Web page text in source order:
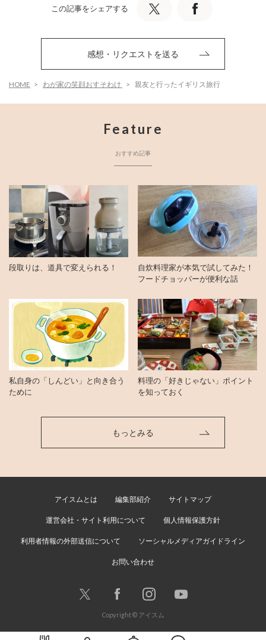
この記事をシェアする
感想・リクエストを送る
HOME わが家の笑顔おすそわけ 親友と行ったイギリス旅行
Feature
おすすめ記事
段取りは、道具で変えられる！
自炊料理家が本気で試してみた！
フードチョッパーが便利な話
私自身の「しんどい」と向き合う
ために
料理の「好きじゃない」ポイント
を知っておく
もっとみる
アイスムとは 編集部紹介 サイトマップ
運営会社・サイト利用について 個人情報保護方針
利用者情報の外部送信について ソーシャルメディアガイドライン
お問い合わせ
Copyright © アイスム